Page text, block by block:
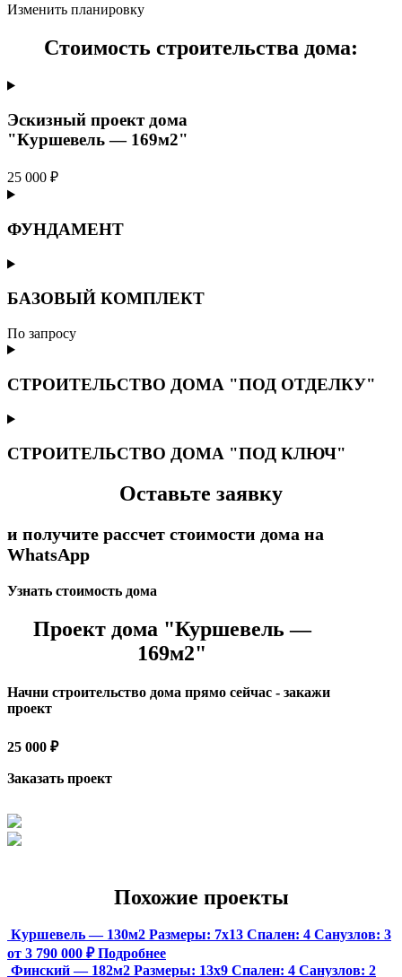
Изменить планировку
Стоимость строительства дома:
Эскизный проект дома
"Куршевель — 169м2"
25 000 ₽
ФУНДАМЕНТ
БАЗОВЫЙ КОМПЛЕКТ
По запросу
СТРОИТЕЛЬСТВО ДОМА "ПОД ОТДЕЛКУ"
СТРОИТЕЛЬСТВО ДОМА "ПОД КЛЮЧ"
Оставьте заявку
и получите рассчет стоимости дома на
WhatsApp
Узнать стоимость дома
Проект дома "Куршевель —
169м2"
Начни строительство дома прямо сейчас - закажи
проект
25 000 ₽
Заказать проект
Похожие проекты
Куршевель — 130м2 Размеры: 7х13 Спален: 4 Санузлов: 3
от 3 790 000 ₽ Подробнее
Финский — 182м2 Размеры: 13х9 Спален: 4 Санузлов: 2